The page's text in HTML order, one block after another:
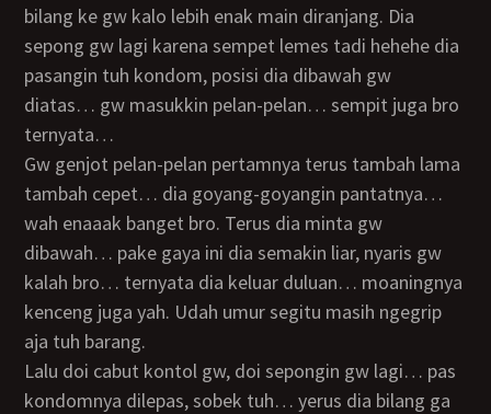
bilang ke gw kalo lebih enak main diranjang. Dia
sepong gw lagi karena sempet lemes tadi hehehe dia
pasangin tuh kondom, posisi dia dibawah gw
diatas… gw masukkin pelan-pelan… sempit juga bro
ternyata…
gw genjot pelan-pelan pertamnya terus tambah lama
tambah cepet… dia goyang-goyangin pantatnya…
wah enaaak banget bro. Terus dia minta gw
dibawah… pake gaya ini dia semakin liar, nyaris gw
kalah bro… ternyata dia keluar duluan… moaningnya
kenceng juga yah. Udah umur segitu masih ngegrip
aja tuh barang.
Lalu doi cabut kontol gw, doi sepongin gw lagi… pas
kondomnya dilepas, sobek tuh… yerus dia bilang ga